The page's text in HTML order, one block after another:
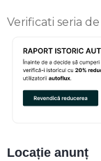
Verificati seria
Locație anunț